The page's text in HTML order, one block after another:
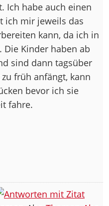
Ich habe auch einen
ich mir jeweils das
kann, da ich in
Kinder haben ab
sind dann tagsüber
früh anfängt, kann
bevor ich sie
fahre.